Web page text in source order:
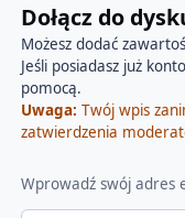
Dołącz do
Możesz dodać
Jeśli posiadasz już
pomocą.
Uwaga: Twój wpis
zatwierdzenia